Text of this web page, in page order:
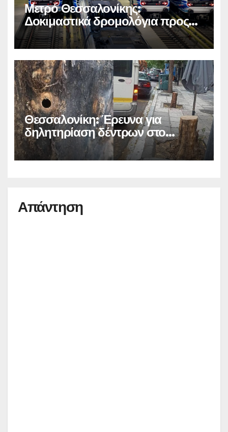
Μετρό Θεσσαλονίκης:
Δοκιμαστικά δρομολόγια προς
Καλαμαριά
Θεσσαλονίκη: Έρευνα για
δηλητηρίαση δέντρων στο
κέντρο
Απάντηση